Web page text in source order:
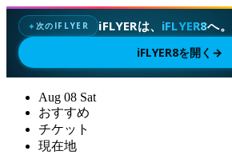
✦次のIFLYER iFLYERは、 iFLYER8へ。
iFLYER8を開く →
Aug 08 Sat
おすすめ
チケット
現在地